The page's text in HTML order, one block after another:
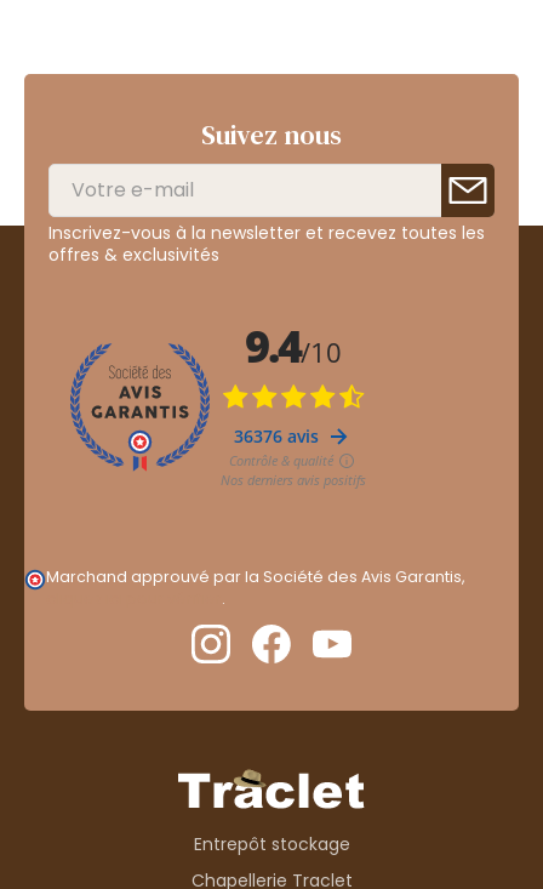
Suivez nous
Inscrivez-vous à la newsletter et recevez toutes les
offres & exclusivités
Marchand approuvé par la Société des Avis Garantis,
.
Entrepôt stockage
Chapellerie Traclet